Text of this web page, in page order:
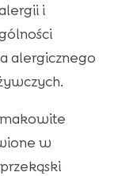
i
alergicznego
w